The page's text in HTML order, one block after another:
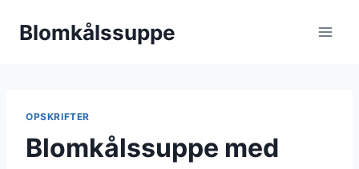
Blomkålssuppe
OPSKRIFTER
Blomkålssuppe med